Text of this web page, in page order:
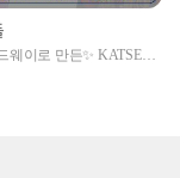
웨이로 만든✨ KATSEYE